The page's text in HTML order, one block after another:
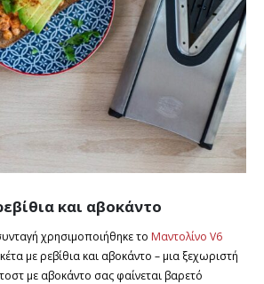
και αβοκάντο
χρησιμοποιήθηκε το Μαντολίνο V6
με ρεβίθια και αβοκάντο – μια ξεχωριστή
με αβοκάντο σας φαίνεται βαρετό